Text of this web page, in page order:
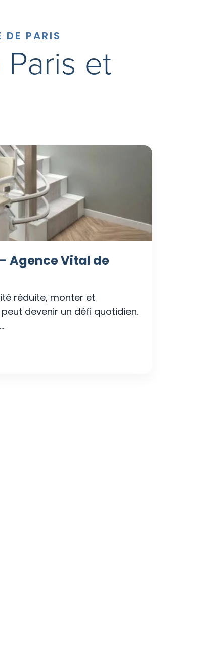
DE PARIS
et
Agence Vital de
réduite, monter et
devenir un défi quotidien.